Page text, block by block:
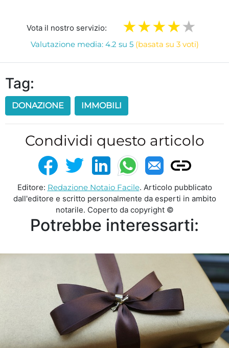
Vota il nostro servizio:
Valutazione media: 4.2 su 5 (basata su 3 voti)
Tag:
DONAZIONE IMMOBILI
Condividi questo articolo
Editore: Redazione Notaio Facile. Articolo pubblicato
dall'editore e scritto personalmente da esperti in ambito
notarile. Coperto da copyright ©
Potrebbe interessarti: